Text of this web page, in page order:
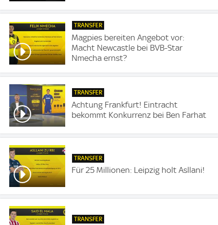
TRANSFER
Magpies bereiten Angebot vor:
Macht Newcastle bei BVB-Star
Nmecha ernst?
TRANSFER
Achtung Frankfurt! Eintracht
bekommt Konkurrenz bei Ben Farhat
TRANSFER
Für 25 Millionen: Leipzig holt Asllani!
TRANSFER